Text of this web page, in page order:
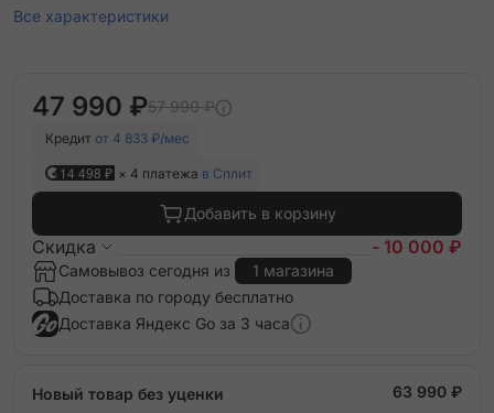
Все характеристики
47 990 ₽57 990 ₽
Кредит от 4 833 ₽/мес
14 498 ₽ × 4 платежа в Сплит
Добавить в корзину
Скидка - 10 000 ₽
Самовывоз сегодня из
1 магазина
Доставка по городу бесплатно
Доставка Яндекс Go за 3 часа
Новый товар без уценки 63 990 ₽